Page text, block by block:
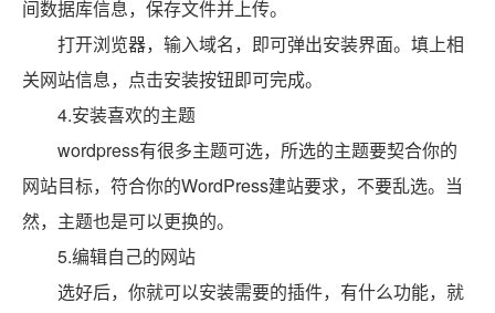
间数据库信息，保存文件并上传。
打开浏览器，输入域名，即可弹出安装界面。填上相
关网站信息，点击安装按钮即可完成。
4.安装喜欢的主题
wordpress有很多主题可选，所选的主题要契合你的
网站目标，符合你的WordPress建站要求，不要乱选。当
然，主题也是可以更换的。
5.编辑自己的网站
选好后，你就可以安装需要的插件，有什么功能，就